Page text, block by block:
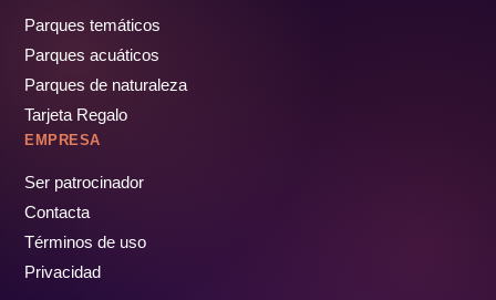
Parques temáticos
Parques acuáticos
Parques de naturaleza
Tarjeta Regalo
EMPRESA
Ser patrocinador
Contacta
Términos de uso
Privacidad